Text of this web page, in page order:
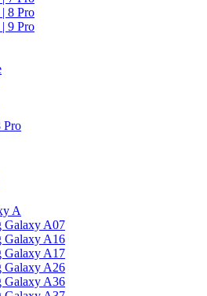
8 Pro
9 Pro
Pro
A
Galaxy A07
Galaxy A16
Galaxy A17
Galaxy A26
Galaxy A36